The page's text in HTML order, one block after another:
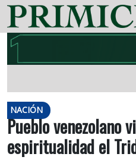
NACIÓN
‌Pueblo venezolano
espiritualidad el